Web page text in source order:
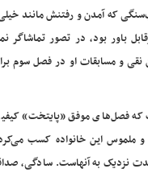
که آمدن و رفتنش مانند
باور بود، در تصور تماشاگر
و مسابقات او در فصل سوم
فصل‌های موفق «پایتخت»
ملموس این خانواده کسب
نزدیک به آنهاست. سادگی،‌